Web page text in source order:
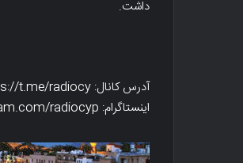
داشت.
آدرس کانال: https://t.me/radiocy
اینستاگرام: instagram.com/radiocyp